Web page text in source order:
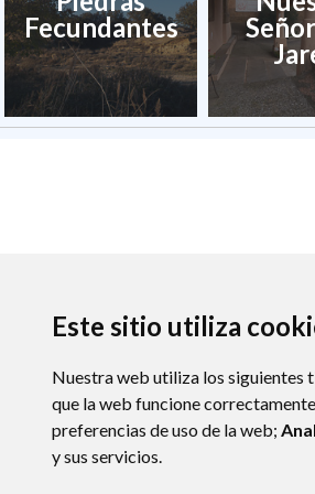
Este sitio utiliza
Nuestra web utiliza los siguientes
que la web funcione
preferencias de uso de la web;
y sus servicios.
Fecundantes